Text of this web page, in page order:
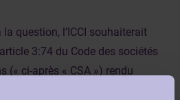
question, l’ICCI souhaiterait
3:74 du Code des sociétés
(« ci-après « CSA ») rendu